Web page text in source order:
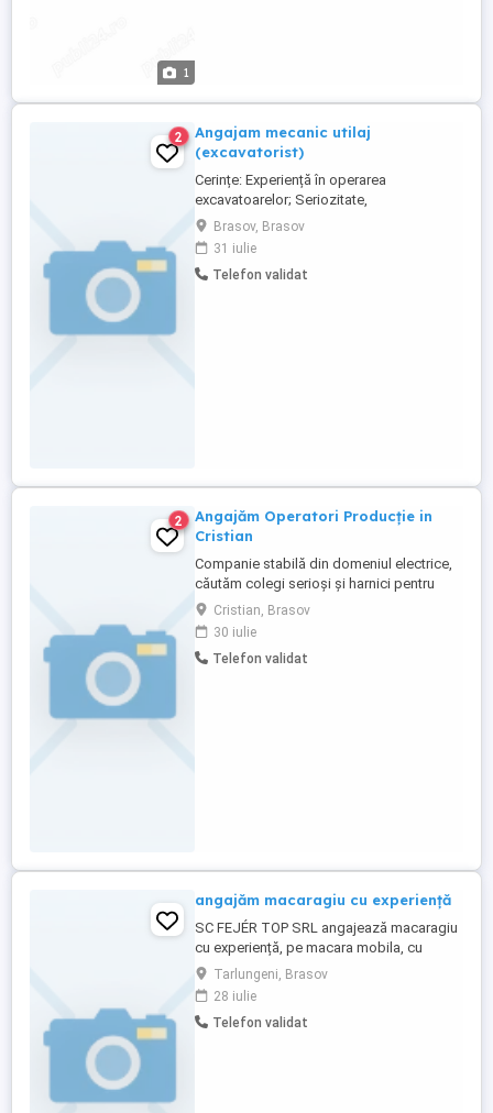
1
2
Angajam mecanic utilaj
(excavatorist)
Cerințe: Experiență în operarea
excavatoarelor; Seriozitate,
responsabilitate și atenție la utilaj;
Capacitatea de a lucra atât individual, cât
și în echipă; Oferim: Contract de muncă pe
perioadă nedeterminată; Salariu motivant,
Brasov, Brasov
31 iulie
Telefon validat
2
Angajăm Operatori Producție in
Cristian
Companie stabilă din domeniul electrice,
căutăm colegi serioși și harnici pentru
postul de Operator Producție. Ce oferim
(Beneficii): Salariu net avantajos 3500 ron
Ore suplimentare plătite dublu (200%).
Transport asigurat gratuit din Ghimbav,
Cristian, Brasov
30 iulie
Telefon validat
angajăm macaragiu cu experiență
SC FEJÉR TOP SRL angajează macaragiu
cu experiență, pe macara mobila, cu
normă întreagă, detalii legate de program,
salariu si alte informații la numărul de
telefon .
Tarlungeni, Brasov
28 iulie
Telefon validat